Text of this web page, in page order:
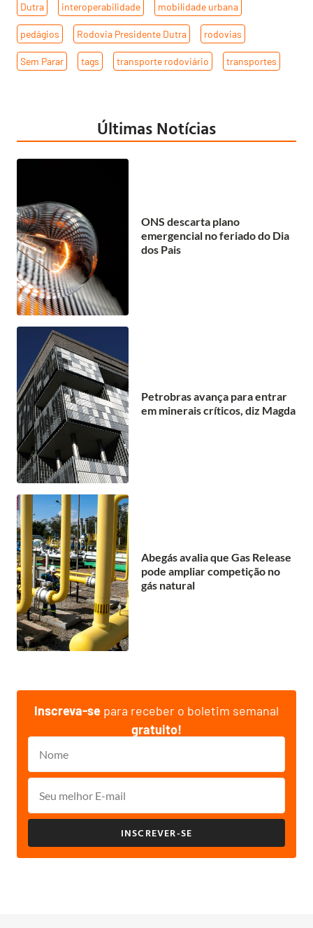
Dutra interoperabilidade mobilidade urbana
pedágios Rodovia Presidente Dutra rodovias
Sem Parar tags transporte rodoviário transportes
Últimas Notícias
ONS descarta plano
emergencial no feriado do Dia
dos Pais
Petrobras avança para entrar
em minerais críticos, diz Magda
Abegás avalia que Gas Release
pode ampliar competição no
gás natural
Inscreva-se para receber o boletim semanal
gratuito!
INSCREVER-SE